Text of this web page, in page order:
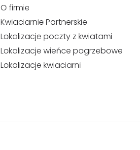
O firmie
Kwiaciarnie Partnerskie
Lokalizacje poczty z kwiatami
Lokalizacje wieńce pogrzebowe
Lokalizacje kwiaciarni